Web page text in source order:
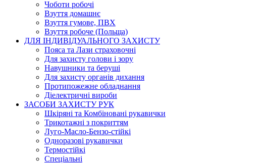
Чоботи робочі
Взуття домашнє
Взуття гумове, ПВХ
Взуття робоче (Польща)
ДЛЯ ІНДИВІДУАЛЬНОГО ЗАХИСТУ
Пояса та Лази страховочні
Для захисту голови і зору
Навушники та беруші
Для захисту органів дихання
Протипожежне обладнання
Діелектричні вироби
ЗАСОБИ ЗАХИСТУ РУК
Шкіряні та Комбіновані рукавички
Трикотажні з покриттям
Луго-Масло-Бензо-стійкі
Одноразові рукавички
Термостійкі
Спеціальні